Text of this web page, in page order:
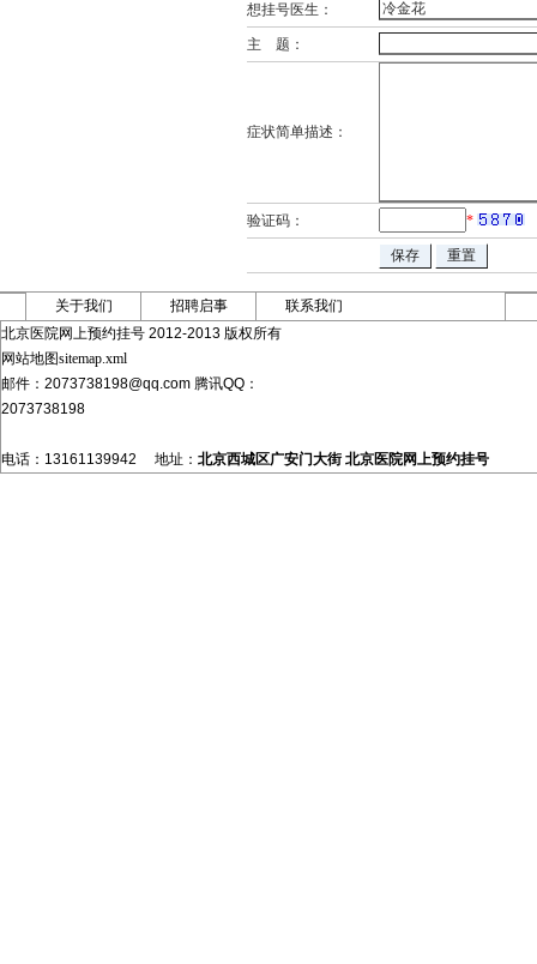
想挂号医生：
主 题：
症状简单描述：
验证码： *
关于我们 招聘启事
联系我们
北京医院网上预约挂号 2012-2013 版权所有
网站地图sitemap.xml
邮件：2073738198@qq.com 腾讯QQ：
2073738198
电话：13161139942 地址： 北京西城区广安门大街 北京医院网上预约挂号